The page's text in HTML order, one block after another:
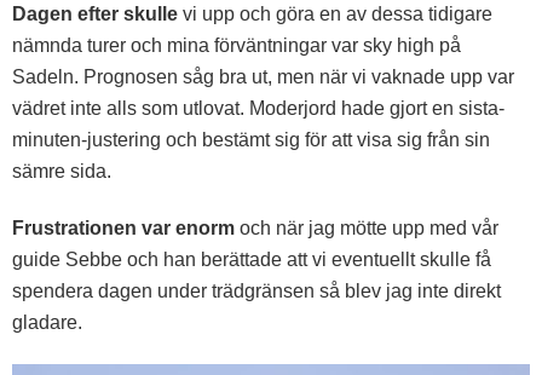
Dagen efter skulle vi upp och göra en av dessa tidigare
nämnda turer och mina förväntningar var sky high på
Sadeln. Prognosen såg bra ut, men när vi vaknade upp var
vädret inte alls som utlovat. Moderjord hade gjort en sista-
minuten-justering och bestämt sig för att visa sig från sin
sämre sida.
Frustrationen var enorm och när jag mötte upp med vår
guide Sebbe och han berättade att vi eventuellt skulle få
spendera dagen under trädgränsen så blev jag inte direkt
gladare.